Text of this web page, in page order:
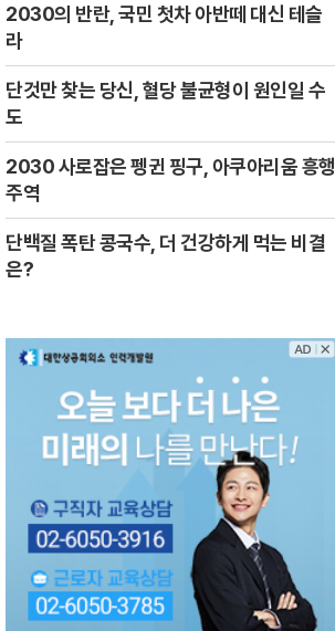
2030의 반란, 국민 첫차 아반떼 대신 테슬
라
단것만 찾는 당신, 혈당 불균형이 원인일 수
도
2030 사로잡은 펭귄 핑구, 아쿠아리움 흥행
주역
단백질 폭탄 콩국수, 더 건강하게 먹는 비결
은?